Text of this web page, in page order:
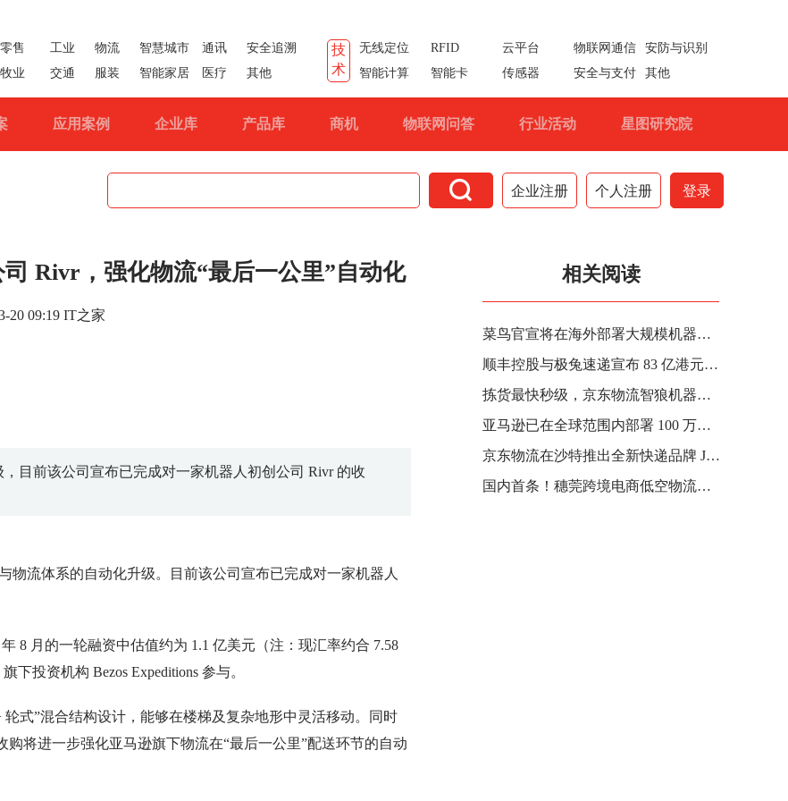
售 工业 物流 智慧城市 通讯
安全追溯
业
交通 服装 智能家居 医疗 其他
技
术
无线定位 RFID 云平台 物联网通信
安防与识别
智能计算
智能卡 传感器 安全与支付 其他
应用案例 企业库 产品库 商机 物联网问答 行业活动 星图研究院
 企业注册 个人注册 登录
Rivr，强化物流“最后一公里”自动化
20 09:19 IT之家
目前该公司宣布已完成对一家机器人初创公司 Rivr 的收
流体系的自动化升级。目前该公司宣布已完成对一家机器人
月的一轮融资中估值约为 1.1 亿美元（注：现汇率约合 7.58
下投资机构 Bezos Expeditions 参与。
”混合结构设计，能够在楼梯及复杂地形中灵活移动。同时
将进一步强化亚马逊旗下物流在“最后一公里”配送环节的自动
相关阅读
菜鸟官宣将在海外部署大规模机器人仓储网络，主要使用自研新一代仓储机器人及 AI 调度系统
顺丰控股与极兔速递宣布 83 亿港元战略相互持股，共建全球一体化物流网络
拣货最快秒级，京东物流智狼机器人进入全国规模化复制与应用阶段
亚马逊已在全球范围内部署 100 万台机器人，推出新 AI 模型提升物流效率
京东物流在沙特推出全新快递品牌 JoyExpress
国内首条！穗莞跨境电商低空物流跨城航线启动